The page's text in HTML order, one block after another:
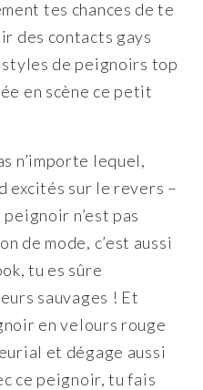
tes chances de te
des contacts gays
de peignoirs top
en scène ce petit
n’importe lequel,
excités sur le revers –
n’est pas
de mode, c’est aussi
tu es sûre
sauvages ! Et
en velours rouge
et dégage aussi
ce peignoir, tu fais